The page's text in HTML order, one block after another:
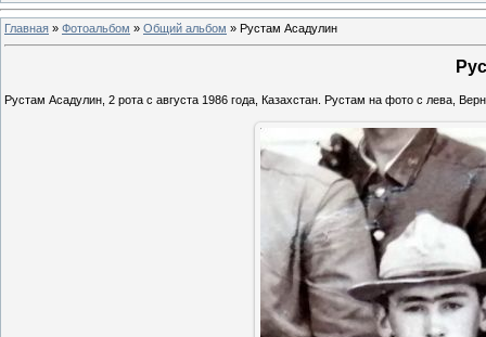
Главная » Фотоальбом » Общий альбом » Рустам Асадулин
Рустам Асадулин, 2 рота с августа 1986 года, Казахстан. Рустам на фото с лева,